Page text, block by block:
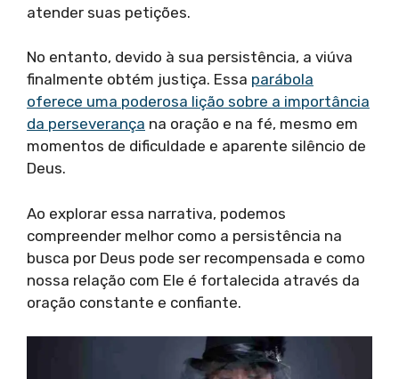
atender suas petições.
No entanto, devido à sua persistência, a viúva
finalmente obtém justiça. Essa parábola
oferece uma poderosa lição sobre a importância
da perseverança na oração e na fé, mesmo em
momentos de dificuldade e aparente silêncio de
Deus.
Ao explorar essa narrativa, podemos
compreender melhor como a persistência na
busca por Deus pode ser recompensada e como
nossa relação com Ele é fortalecida através da
oração constante e confiante.